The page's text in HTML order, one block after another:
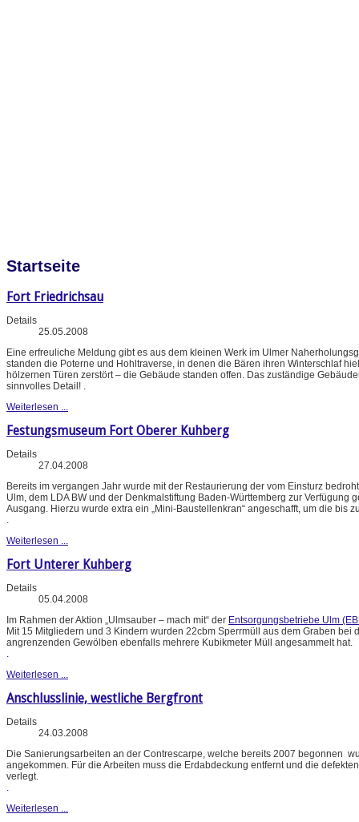
Startseite
Fort Friedrichsau
Details
25.05.2008
Eine erfreuliche Meldung gibt es aus dem kleinen Werk im Ulmer
standen die Poterne und Hohltraverse, in denen die Bären ihren Winterschlaf
hölzernen Türen zerstört – die Gebäude standen offen. Das zuständige
sinnvolles Detail! .
Weiterlesen ...
Festungsmuseum Fort Oberer Kuhberg
Details
27.04.2008
Bereits im vergangen Jahr wurde mit der Restaurierung der vom Einsturz
Ulm, dem LDA BW und der Denkmalstiftung Baden-Württemberg zur
Ausgang. Hierzu wurde extra ein „Mini-Baustellenkran“ angeschafft, um die
Weiterlesen ...
Fort Unterer Kuhberg
Details
05.04.2008
Im Rahmen der Aktion „Ulmsauber – mach mit“ der Entsorgungsbetriebe Ulm
Mit 15 Mitgliedern und 3 Kindern wurden 22cbm Sperrmüll aus dem Graben
angrenzenden Gewölben ebenfalls mehrere Kubikmeter Müll angesammelt hat.
Weiterlesen ...
Anschlusslinie, westliche Bergfront
Details
24.03.2008
Die Sanierungsarbeiten an der Contrescarpe, welche bereits 2007 begonnen
angekommen. Für die Arbeiten muss die Erdabdeckung entfernt und die
verlegt.
Weiterlesen ...